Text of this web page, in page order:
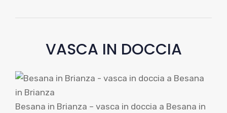
VASCA IN DOCCIA
Besana in Brianza – vasca in doccia a Besana in